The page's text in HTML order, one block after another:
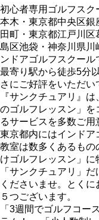
初心者専用ゴルフス
本木・東京都中央区
田町・東京都江戸川
島区池袋・神奈川県川
ンドアゴルフスクール
最寄り駅から徒歩5分
さにご好評をいただい
『サンクチュアリ』
のゴルフレッスン」
るサービスを多数ご用
東京都内にはインドア
教室は数多くあるもの
けゴルフレッスン」
「サンクチュアリ」
くださいませ。とくに
５つございます。
「3週間でゴルフコー